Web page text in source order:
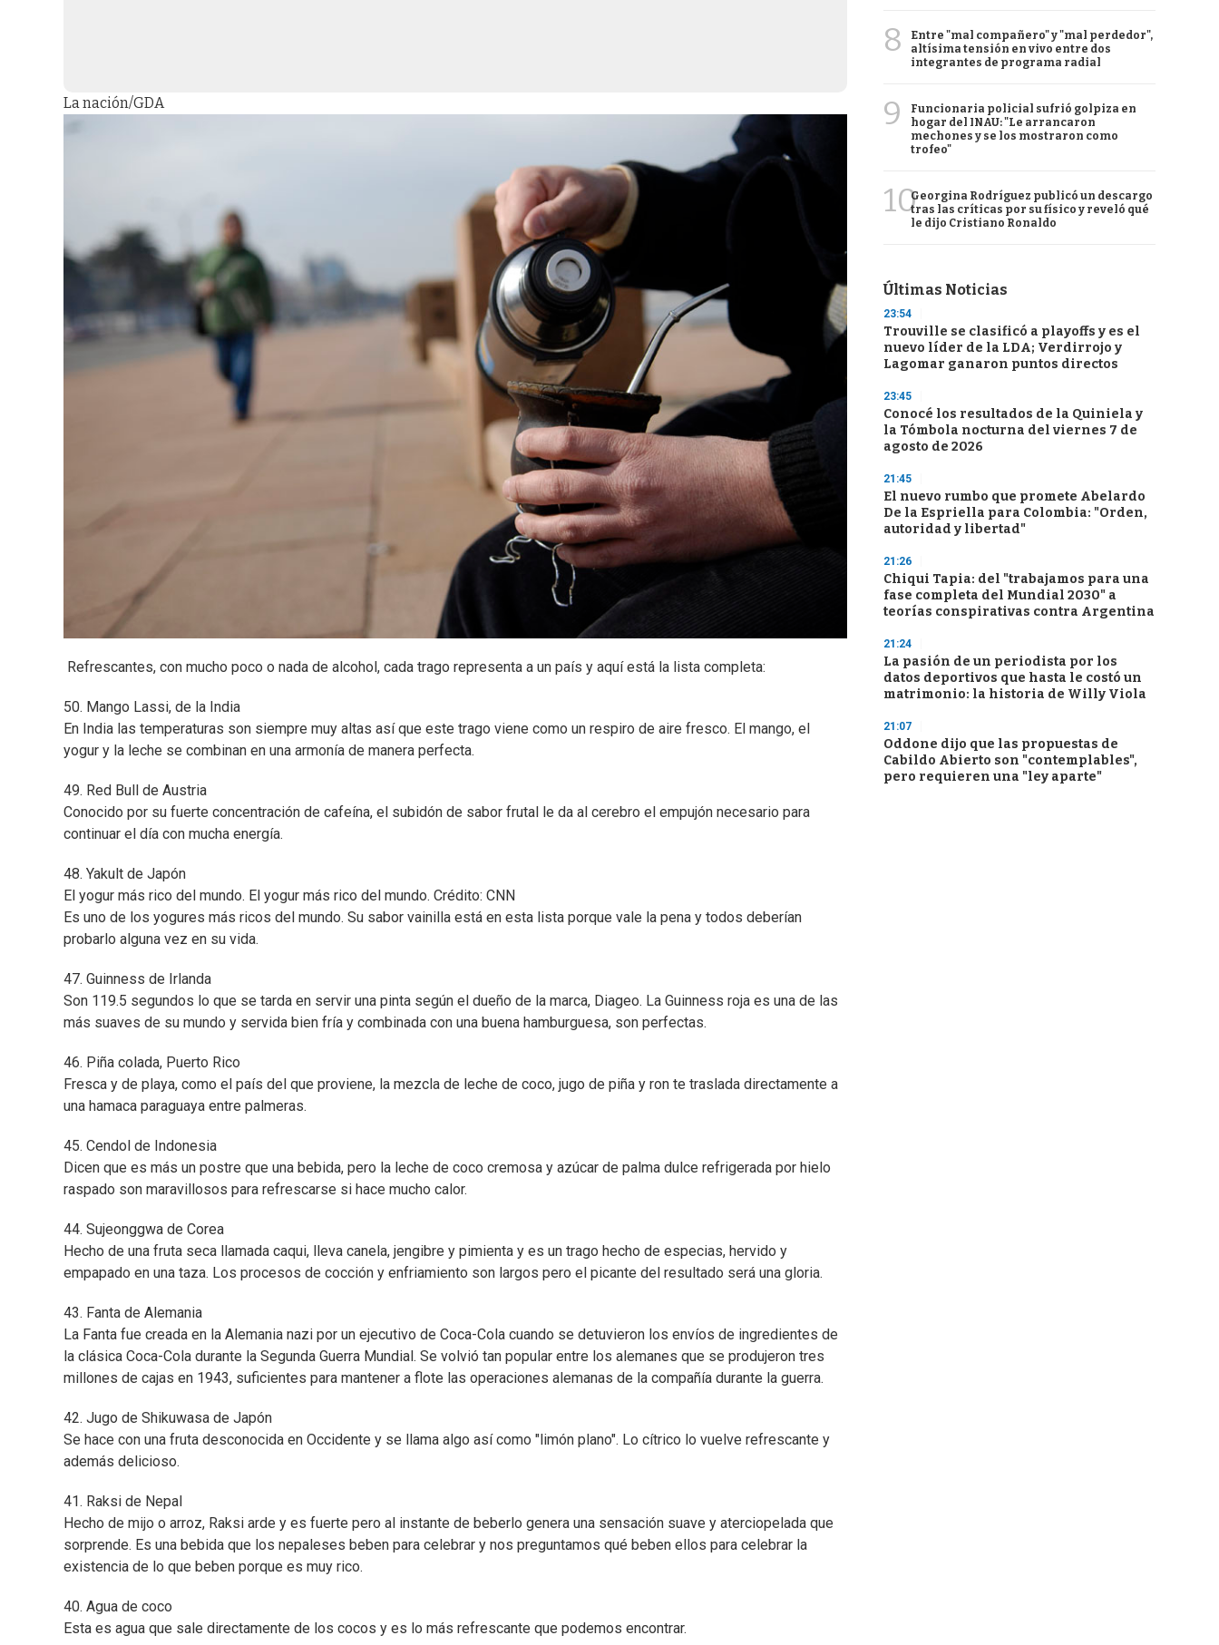
La nación/GDA
Refrescantes, con mucho poco o nada de alcohol, cada trago representa a un país y aquí está la lista completa:
50. Mango Lassi, de la India
En India las temperaturas son siempre muy altas así que este trago viene como un respiro de aire fresco. El mango, el
yogur y la leche se combinan en una armonía de manera perfecta.
49. Red Bull de Austria
Conocido por su fuerte concentración de cafeína, el subidón de sabor frutal le da al cerebro el empujón necesario para
continuar el día con mucha energía.
48. Yakult de Japón
El yogur más rico del mundo. El yogur más rico del mundo. Crédito: CNN
Es uno de los yogures más ricos del mundo. Su sabor vainilla está en esta lista porque vale la pena y todos deberían
probarlo alguna vez en su vida.
47. Guinness de Irlanda
Son 119.5 segundos lo que se tarda en servir una pinta según el dueño de la marca, Diageo. La Guinness roja es una de las
más suaves de su mundo y servida bien fría y combinada con una buena hamburguesa, son perfectas.
46. Piña colada, Puerto Rico
Fresca y de playa, como el país del que proviene, la mezcla de leche de coco, jugo de piña y ron te traslada directamente a
una hamaca paraguaya entre palmeras.
45. Cendol de Indonesia
Dicen que es más un postre que una bebida, pero la leche de coco cremosa y azúcar de palma dulce refrigerada por hielo
raspado son maravillosos para refrescarse si hace mucho calor.
44. Sujeonggwa de Corea
Hecho de una fruta seca llamada caqui, lleva canela, jengibre y pimienta y es un trago hecho de especias, hervido y
empapado en una taza. Los procesos de cocción y enfriamiento son largos pero el picante del resultado será una gloria.
43. Fanta de Alemania
La Fanta fue creada en la Alemania nazi por un ejecutivo de Coca-Cola cuando se detuvieron los envíos de ingredientes de
la clásica Coca-Cola durante la Segunda Guerra Mundial. Se volvió tan popular entre los alemanes que se produjeron tres
millones de cajas en 1943, suficientes para mantener a flote las operaciones alemanas de la compañía durante la guerra.
42. Jugo de Shikuwasa de Japón
Se hace con una fruta desconocida en Occidente y se llama algo así como "limón plano". Lo cítrico lo vuelve refrescante y
además delicioso.
41. Raksi de Nepal
Hecho de mijo o arroz, Raksi arde y es fuerte pero al instante de beberlo genera una sensación suave y aterciopelada que
sorprende. Es una bebida que los nepaleses beben para celebrar y nos preguntamos qué beben ellos para celebrar la
existencia de lo que beben porque es muy rico.
40. Agua de coco
Esta es agua que sale directamente de los cocos y es lo más refrescante que podemos encontrar.
8
Entre "mal compañero" y "mal perdedor",
altísima tensión en vivo entre dos
integrantes de programa radial
9
Funcionaria policial sufrió golpiza en
hogar del INAU: "Le arrancaron
mechones y se los mostraron como
trofeo"
10Georgina Rodríguez publicó un descargo
tras las críticas por su físico y reveló qué
le dijo Cristiano Ronaldo
Últimas Noticias
23:54
Trouville se clasificó a playoffs y es el
nuevo líder de la LDA; Verdirrojo y
Lagomar ganaron puntos directos
23:45
Conocé los resultados de la Quiniela y
la Tómbola nocturna del viernes 7 de
agosto de 2026
21:45
El nuevo rumbo que promete Abelardo
De la Espriella para Colombia: "Orden,
autoridad y libertad"
21:26
Chiqui Tapia: del "trabajamos para una
fase completa del Mundial 2030" a
teorías conspirativas contra Argentina
21:24
La pasión de un periodista por los
datos deportivos que hasta le costó un
matrimonio: la historia de Willy Viola
21:07
Oddone dijo que las propuestas de
Cabildo Abierto son "contemplables",
pero requieren una "ley aparte"